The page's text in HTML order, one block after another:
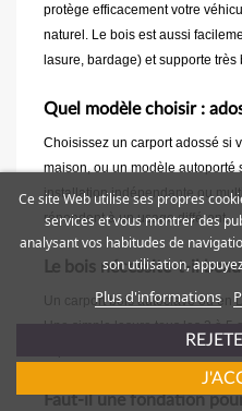
protège efficacement votre
naturel. Le bois est aussi
lasure, bardage) et supporte
Quel modèle choisir :
Choisissez un carport adossé si
maison, ou un modèle autoporté
installation indépendante ou
répondent à un usage différent.
Le bois nécessite-t-il
Un carport bois autoclave ou en
Une simple lasure tous les 3 à 5
Faut-il une fondation
Ce site Web utilise ses propres
services et vous montrer des
analysant vos habitudes de
son utilisation,
Plus d'informations